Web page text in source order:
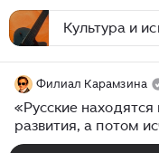
Культура и
Филиал Карамзина
«Русские
развития, а потом
предсказание Льва